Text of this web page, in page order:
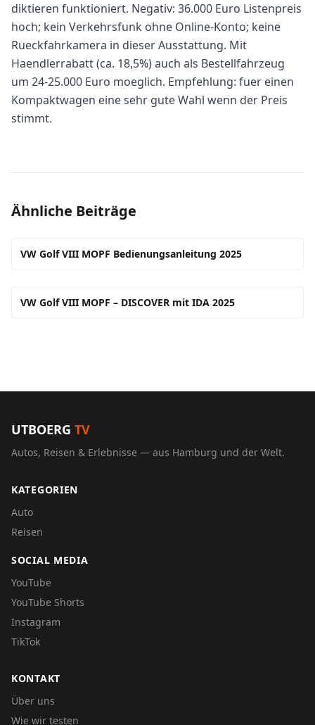
diktieren funktioniert. Negativ: 36.000 Euro Listenpreis
hoch; kein Verkehrsfunk ohne Online-Konto; keine
Rueckfahrkamera in dieser Ausstattung. Mit
Haendlerrabatt (ca. 18,5%) auch als Bestellfahrzeug
um 24-25.000 Euro moeglich. Empfehlung: fuer einen
Kompaktwagen eine sehr gute Wahl wenn der Preis
stimmt.
Ähnliche Beiträge
VW Golf VIII MOPF Bedienungsanleitung 2025
VW Golf VIII MOPF – DISCOVER mit IDA 2025
UTBOERG TV
Autos, Reisen & Erlebnisse — aus Hamburg und der Welt.
KATEGORIEN
Auto
Reisen
SOCIAL MEDIA
YouTube
YouTube Shorts
Instagram
TikTok
KONTAKT
Über uns
Wie wir testen